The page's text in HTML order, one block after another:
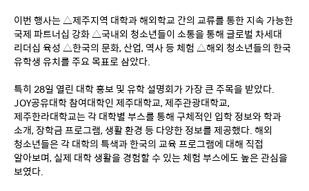
이번 행사는 △제주지역 대학과 해외학교 간의 교류를 통한 지속 가능한
국제 파트너십 강화 △국내외 청소년들이 소통을 통해 글로벌 차세대
리더십 육성 △한국의 문화, 산업, 역사 등 체험 △해외 청소년들의 한국
유학생 유치를 주요 목표로 삼았다.
특히 28일 열린 대학 홍보 및 유학 설명회가 가장 큰 주목을 받았다.
JOY공유대학 참여대학인 제주대학교, 제주관광대학교,
제주한라대학교는 각 대학별 부스를 통해 구체적인 입학 정보와 학과
소개, 장학금 프로그램, 생활 환경 등 다양한 정보를 제공했다. 해외
청소년들은 각 대학의 특색과 한국의 교육 프로그램에 대해 직접
알아보며, 실제 대학 생활을 경험할 수 있는 체험 부스에도 높은 관심을
보였다.